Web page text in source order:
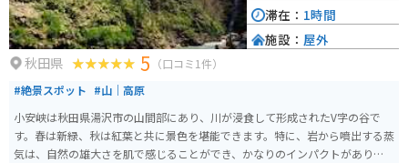
秋田県 5 （口コミ1件）
#絶景スポット #山｜高原
小安峡は秋田県湯沢市の山間部にあり、川が浸食して形成されたV字の谷で
す。春は新緑、秋は紅葉と共に景色を堪能できます。特に、岩から噴出する蒸
気は、自然の雄大さを肌で感じることができ、かなりのインパクトがありま
滞在： 1時間
施設： 屋外